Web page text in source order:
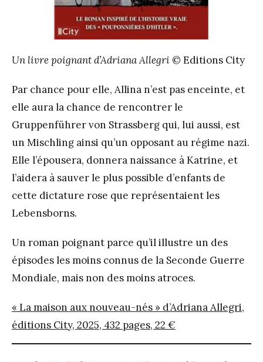
Un livre poignant d’Adriana Allegri © Editions City
Par chance pour elle, Allina n’est pas enceinte, et
elle aura la chance de rencontrer le
Gruppenführer von Strassberg qui, lui aussi, est
un Mischling ainsi qu’un opposant au régime nazi.
Elle l’épousera, donnera naissance à Katrine, et
l’aidera à sauver le plus possible d’enfants de
cette dictature rose que représentaient les
Lebensborns.
Un roman poignant parce qu’il illustre un des
épisodes les moins connus de la Seconde Guerre
Mondiale, mais non des moins atroces.
« La maison aux nouveau-nés » d’Adriana Allegri,
éditions City, 2025, 432 pages, 22 €